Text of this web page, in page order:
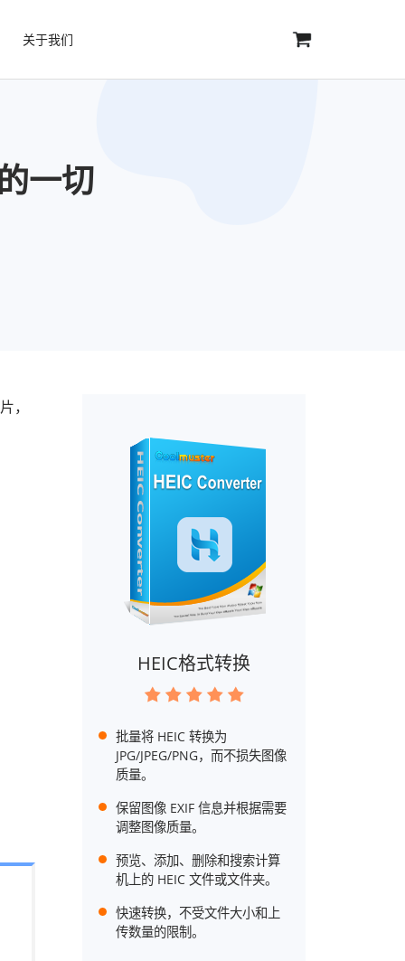
关于我们
一切
，
HEIC格式转换
批量将 HEIC 转换为
JPG/JPEG/PNG，而不损失图像
质量。
保留图像 EXIF 信息并根据需要
调整图像质量。
预览、添加、删除和搜索计算
机上的 HEIC 文件或文件夹。
快速转换，不受文件大小和上
传数量的限制。